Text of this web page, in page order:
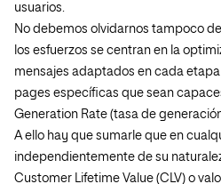
usuarios.
No debemos olvidarnos tampoco
los esfuerzos se centran en la
mensajes adaptados en cada
pages específicas que sean
Generation Rate (tasa de
A ello hay que sumarle que en
independientemente de su
Customer Lifetime Value (CLV) o